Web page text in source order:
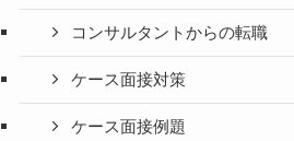
コンサルタントからの転職
ケース面接対策
ケース面接例題